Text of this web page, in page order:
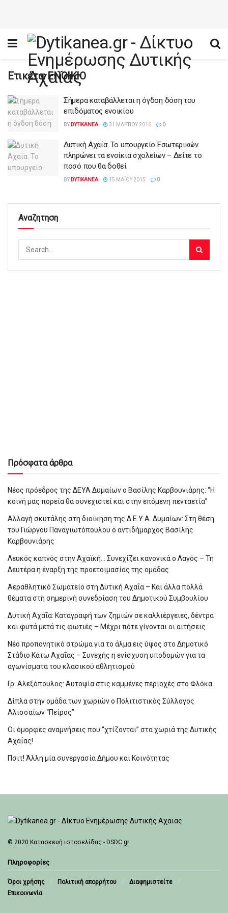
Ετικέτα:ΕΝΟΙΚΙΟ
Σήμερα καταβάλλεται η όγδοη δόση του
επιδόματος ενοικίου
BY DYTIKANEA 31 ΜΑΡΤΊΟΥ 2016 0
Δυτική Αχαΐα: Το υπουργείο Εσωτερικών
πληρώνει τα ενοίκια σχολείων – Δείτε το
ποσό που θα δοθεί
BY DYTIKANEA 15 ΜΑΪ́ΟΥ 2015 0
Αναζητηση
Πρόσφατα άρθρα
Νέος πρόεδρος της ΔΕΥΑ Δυμαίων ο Βασίλης Καρβουνιάρης: “Η
κοινή μας πορεία θα συνεχιστεί και στην επόμενη πενταετία”
Αλλαγή σκυτάλης στη διοίκηση της Δ.Ε.Υ.Α. Δυμαίων: Στη θέση
του Γιώργου Παναγιωτόπουλου ο αντιδήμαρχος Βασίλης
Καρβουνιάρης
Λευκός καπνός στην Αχαϊκή… Συνεχίζει κανονικά ο Λαγός – Τη
Δευτέρα η έναρξη της προετοιμασίας της ομάδας
Αεραθλητικό Σωματείο στη Δυτική Αχαΐα – Και άλλα πολλά
θέματα στη σημερινή συνεδρίαση του Δημοτικού Συμβουλίου
Δυτική Αχαΐα: Καταγραφή των ζημιών σε καλλιέργειες, δέντρα
και φυτά μετά τις φωτιές – Μέχρι πότε γίνονται οι αιτήσεις
Νέο προπονητικό στρώμα για το άλμα εις ύψος στο Δημοτικό
Στάδιο Κάτω Αχαΐας – Συνεχής η ενίσχυση υποδομών για τα
αγωνίσματα του κλασικού αθλητισμού
Γρ. Αλεξόπουλος: Αυτοψία στις καμμένες περιοχές στο Φλόκα
Δίπλα στην ομάδα των χωριών ο Πολιτιστικός Σύλλογος
Αλισσαίων “Πείρος”
Οι όμορφες αναμνήσεις που “χτίζονται” στα χωριά της Δυτικής
Αχαΐας!
Πσιτ! Άλλη μία συνεργασία Δήμου και Κοινότητας
© 2020 Κατασκευή ιστοσελίδας - DSDC.gr
Πληροφορίες
Όροι χρήσης Πολιτική απορρήτου
Διαφημιστείτε
Επικοινωνία